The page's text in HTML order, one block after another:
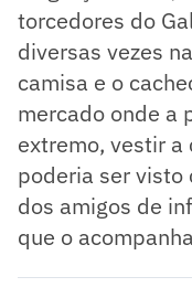
torcedores do
diversas vezes
camisa e o
mercado onde a
extremo, vestir
poderia ser visto
dos amigos de
que o